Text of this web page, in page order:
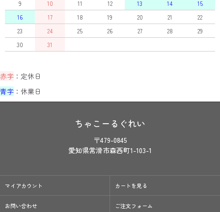
9
10 11 12 13 14
15
16
17 18 19 20 21
22
23
24 25 26 27 28
29
30
31
赤字 ：定休日
青字 ：休業日
ちゃこーるぐれい
〒479-0845
愛知県常滑市森西町1-103-1
マイアカウント カートを見る
お問い合わせ ご注文フォーム